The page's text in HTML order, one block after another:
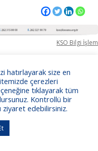
KSO Bilgi İşlem
hatırlayarak size en
çerezleri
tıklayarak tüm
Kontrollü bir
ziyaret edebilirsiniz.